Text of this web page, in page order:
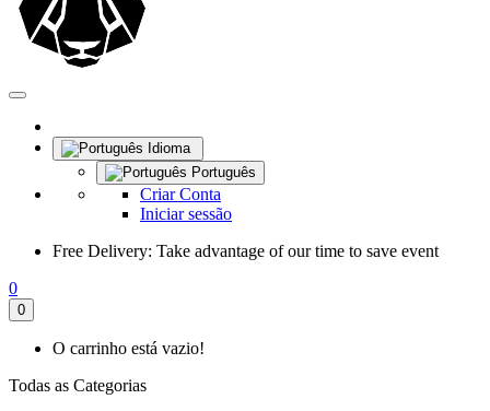
Idioma
Português
Criar Conta
Iniciar sessão
Free Delivery: Take advantage of our time to save event
0
0
O carrinho está vazio!
Todas as Categorias